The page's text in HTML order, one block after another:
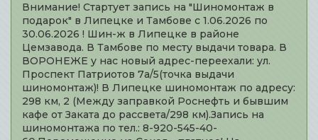
Внимание! Стартует запись на "Шиномонтаж в
подарок" в Липецке и Тамбове с 1.06.2026 по
30.06.2026 ! Шин-ж в Липецке в районе
Цемзавода. В Тамбове по месту выдачи товара. В
ВОРОНЕЖЕ у нас новый адрес-переехали: ул.
Проспект Патриотов 7а/5(точка выдачи
шиномонтаж)! В Липецке шиномонтаж по адресу:
298 км, 2 (Между заправкой Роснефть и бывшим
кафе от Заката до рассвета/298 км).Запись на
шиномонтажа по тел.: 8-920-545-40-